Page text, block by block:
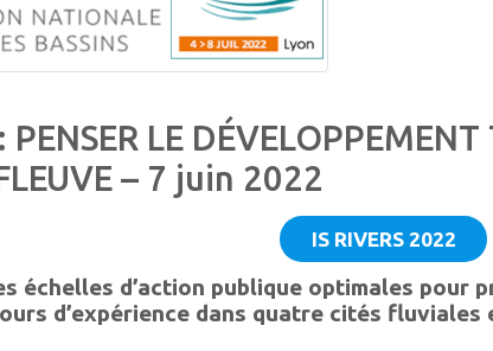
PENSER LE
– 7 juin 2022
IS RIVERS 2022
échelles d’action publique optimales pour
d’expérience dans quatre cités fluviales